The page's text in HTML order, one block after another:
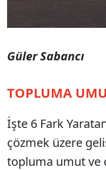
Güler Sabancı
TOPLUMA
İşte 6 Fark
çözmek üzere
topluma umut ve